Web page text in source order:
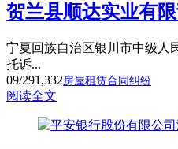
贺兰县顺达实业有
宁夏回族自治区银川市中级
托诉...
09/291,332 房屋租赁合同纠纷
阅读全文